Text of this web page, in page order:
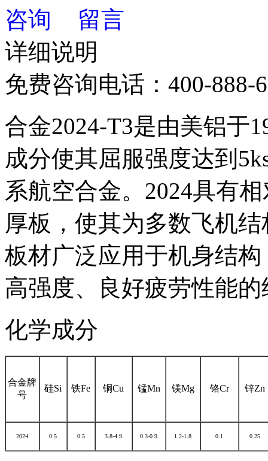
详细说明
免费咨询电话： 400-888-
合金2024-T3是由美铝于
成分使其屈服强度达到
系航空合金。2024具有
厚板，使其为多数飞机
板材广泛应用于机身结
高强度、良好疲劳性能
化学成分
合金牌
号
硅Si 铁Fe 铜Cu 锰Mn 镁Mg 铬Cr 锌Zn
2024 0.5 0.5 3.8-4.9 0.3-0.9 1.2-1.8 0.1 0.25